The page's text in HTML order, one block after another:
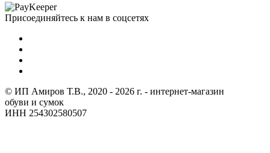
Присоединяйтесь к нам в соцсетях
© ИП Амиров Т.В., 2020 - 2026 г. - интернет-магазин
обуви и сумок
ИНН 254302580507